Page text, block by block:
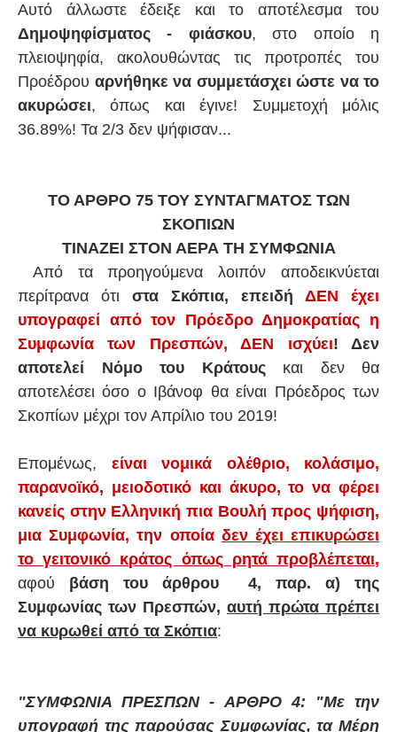
Αυτό άλλωστε έδειξε και το αποτέλεσμα του
Δημοψηφίσματος - φιάσκου, στο οποίο η
πλειοψηφία, ακολουθώντας τις προτροπές του
Προέδρου αρνήθηκε να συμμετάσχει ώστε να το
ακυρώσει, όπως και έγινε! Συμμετοχή μόλις
36.89%! Τα 2/3 δεν ψήφισαν...
ΤΟ ΑΡΘΡΟ 75 ΤΟΥ ΣΥΝΤΑΓΜΑΤΟΣ ΤΩΝ
ΣΚΟΠΙΩΝ
ΤΙΝΑΖΕΙ ΣΤΟΝ ΑΕΡΑ ΤΗ ΣΥΜΦΩΝΙΑ
Από τα προηγούμενα λοιπόν αποδεικνύεται
περίτρανα ότι στα Σκόπια, επειδή ΔΕΝ έχει
υπογραφεί από τον Πρόεδρο Δημοκρατίας η
Συμφωνία των Πρεσπών, ΔΕΝ ισχύει! Δεν
αποτελεί Νόμο του Κράτουςκαι δεν θα
αποτελέσει όσο ο Ιβάνοφ θα είναι Πρόεδρος των
Σκοπίων μέχρι τον Απρίλιο του 2019!
Επομένως, είναι νομικά ολέθριο, κολάσιμο,
παρανοϊκό, μειοδοτικό και άκυρο, το να φέρει
κανείς στην Ελληνική πια Βουλή προς ψήφιση,
μια Συμφωνία, την οποία δεν έχει επικυρώσει
το γειτονικό κράτος όπως ρητά προβλέπεται,
αφού βάση του άρθρου 4, παρ. α) της
Συμφωνίας των Πρεσπών, αυτή πρώτα πρέπει
να κυρωθεί από τα Σκόπια:
"ΣΥΜΦΩΝΙΑ ΠΡΕΣΠΩΝ - ΑΡΘΡΟ 4: "Με την
υπογραφή της παρούσας Συμφωνίας, τα Μέρη